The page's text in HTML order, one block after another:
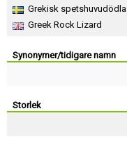
Grekisk spetshuvudödla
Greek Rock Lizard
Synonymer/tidigare namn
Storlek